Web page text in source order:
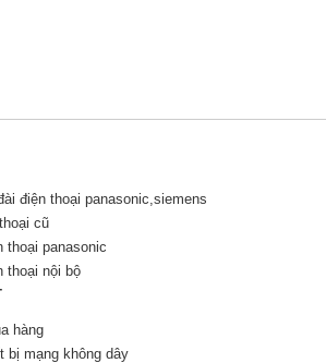
điện thoại panasonic,siemens
cũ
thoại panasonic
thoại nội bộ
hàng
bị mạng không dây